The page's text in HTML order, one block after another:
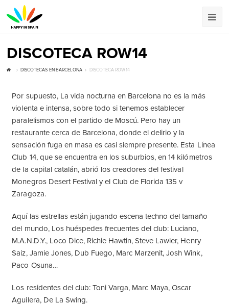
DISCOTECA ROW14
DISCOTECAS EN BARCELONA DISCOTECA ROW14
Por supuesto, La vida nocturna en Barcelona no es la más
violenta e intensa, sobre todo si tenemos establecer
paralelismos con el partido de Moscú. Pero hay un
restaurante cerca de Barcelona, donde el delirio y la
sensación fuga en masa es casi siempre presente. Esta Línea
Club 14, que se encuentra en los suburbios, en 14 kilómetros
de la capital catalán, abrió los creadores del festival
Monegros Desert Festival y el Club de Florida 135 v
Zaragoza.
Aquí las estrellas están jugando escena techno del tamaño
del mundo, Los huéspedes frecuentes del club: Luciano,
M.A.N.D.Y., Loco Dice, Richie Hawtin, Steve Lawler, Henry
Saiz, Jamie Jones, Dub Fuego, Marc Marzenit, Josh Wink,
Paco Osuna…
Los residentes del club: Toni Varga, Marc Maya, Oscar
Aguilera, De La Swing.